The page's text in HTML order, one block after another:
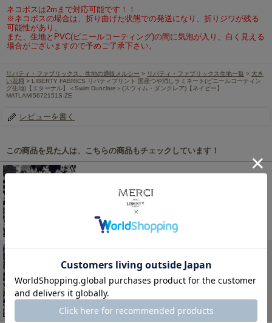
ネコポスは2mまで対応可能です！！
※ネコポスの場合は、折り曲げた状態での発送になり、折りジワが残る
可能性があり、
また、生地とPVC(ビニールコーティング)の間に気泡が入り、白く見える
場合がございますので予めご了承下さい。
リバティ・ファブリックス、生地の通販メルシー > リバティ・ファブリックス生地一覧 > 大き
い花柄 > LIBERTY FABRICS リバティプリント 国産つや消しラミネート(ビニールコーティン
グ生地)【エターナル】＜Swim Dunclare＞(スウィム・ダンクレア)【ネイビー】
MATLAMI5672151S-ZE
レビューを書く
この商品を見た人は、こちらの商品もチェックしています！
ラミネート(ビニールコーティング生地)【エターナ
ル】<BR>＜Small Sus＞(スモールサス)【ネイビ
ー】MATLAMI3150160ZE
484円 (税込)
LIBERTY FABRICS リバティプリント 国産つや消し
ラミネート(ビニールコーティング生地)<br>＜
Megumi＞(メグミ)【ネイビー地】
MATLAMI3633126XE
462円 (税込)